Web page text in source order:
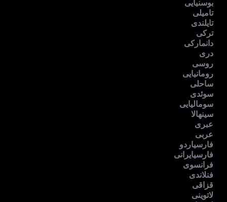
بوسنیایی
تامیلی
تایلندی
ترکی
دانمارکی
دری
روسی
رومانیایی
ساحلی
سوئدی
سومالیایی
سینهالا
عبری
عربی
فارسیاردو
فارسیایرانی
فرانسوی
فنلاندی
قزاقی
لاتوینی